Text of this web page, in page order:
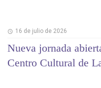
16 de julio de 2026
Nueva jornada
Centro Cultural de